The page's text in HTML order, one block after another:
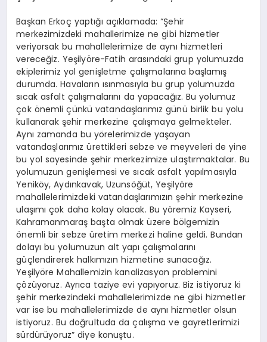
Başkan Erkoç yaptığı açıklamada: “Şehir
merkezimizdeki mahallerimize ne gibi hizmetler
veriyorsak bu mahallelerimize de aynı hizmetleri
vereceğiz. Yeşilyöre-Fatih arasındaki grup yolumuzda
ekiplerimiz yol genişletme çalışmalarına başlamış
durumda. Havaların ısınmasıyla bu grup yolumuzda
sıcak asfalt çalışmalarını da yapacağız. Bu yolumuz
çok önemli çünkü vatandaşlarımız günü birlik bu yolu
kullanarak şehir merkezine çalışmaya gelmekteler.
Aynı zamanda bu yörelerimizde yaşayan
vatandaşlarımız ürettikleri sebze ve meyveleri de yine
bu yol sayesinde şehir merkezimize ulaştırmaktalar. Bu
yolumuzun genişlemesi ve sıcak asfalt yapılmasıyla
Yeniköy, Aydınkavak, Uzunsöğüt, Yeşilyöre
mahallelerimizdeki vatandaşlarımızın şehir merkezine
ulaşımı çok daha kolay olacak. Bu yöremiz Kayseri,
Kahramanmaraş başta olmak üzere bölgemizin
önemli bir sebze üretim merkezi haline geldi. Bundan
dolayı bu yolumuzun alt yapı çalışmalarını
güçlendirerek halkımızın hizmetine sunacağız.
Yeşilyöre Mahallemizin kanalizasyon problemini
çözüyoruz. Ayrıca taziye evi yapıyoruz. Biz istiyoruz ki
şehir merkezindeki mahallelerimizde ne gibi hizmetler
var ise bu mahallelerimizde de aynı hizmetler olsun
istiyoruz. Bu doğrultuda da çalışma ve gayretlerimizi
sürdürüyoruz” diye konuştu.